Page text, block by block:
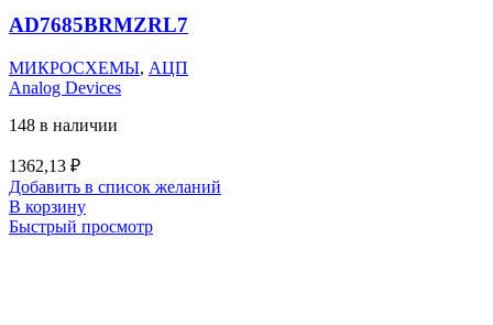
AD7685BRMZRL7
МИКРОСХЕМЫ, АЦП
Analog Devices
148 в наличии
1362,13 ₽
Добавить в список желаний
В корзину
Быстрый просмотр